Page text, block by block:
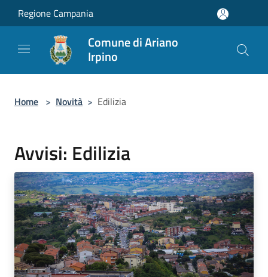
Salta al contenuto principale
Regione Campania
Comune di Ariano
Irpino
Home > Novità > Edilizia
Avvisi: Edilizia